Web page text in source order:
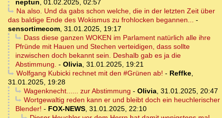
neptun, 01.02.2025, 02:57
Na also. Und da gabs schon welche, die in der letzten Zeit über
das baldige Ende des Wokismus zu frohlocken begannen... -
sensortimecom, 31.01.2025, 19:17
Dass diese ganzen WOKEN im Parlament natürlich alle ihre
Pfründe mit Hauen und Stechen verteidigen, dass sollte
inzwischen doch bekannt sein. Deshalb gab es ja die
Abstimmung. - Olivia, 31.01.2025, 19:21
Wolfgang Kubicki rechnet mit den #Grünen ab! - Reffke,
31.01.2025, 19:28
Wagenknecht...... zur Abstimmung - Olivia, 31.01.2025, 20:47
Wortgewaltig reden kann er und bleibt doch ein heuchlerischer
Blender! - FOX-NEWS, 31.01.2025, 22:10